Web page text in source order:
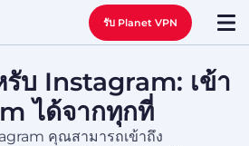
รับ Planet VPN
บ Instagram: เข้า
ได้จากทุกที่
คุณสามารถเข้าถึง